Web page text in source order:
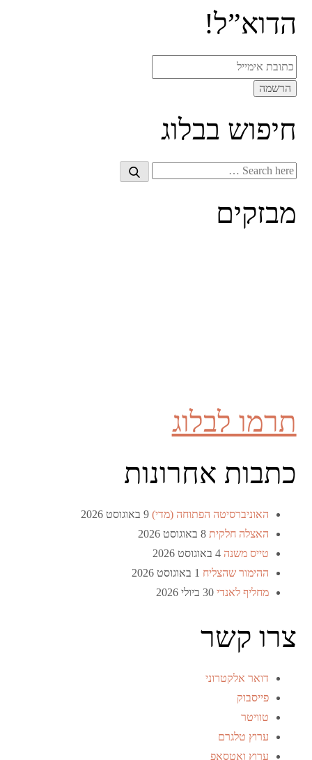
הדוא”ל!
חיפוש בבלוג
Search
Search
מבזקים
תרמו לבלוג
כתבות אחרונות
האוניברסיטה הפתוחה (מדי) 9 באוגוסט 2026
האצלה חלקית 8 באוגוסט 2026
טייס משנה 4 באוגוסט 2026
ההימור שהצליח 1 באוגוסט 2026
מחליף לאנדי 30 ביולי 2026
צרו קשר
דואר אלקטרוני
פייסבוק
טוויטר
ערוץ טלגרם
ערוץ ואטסאפ